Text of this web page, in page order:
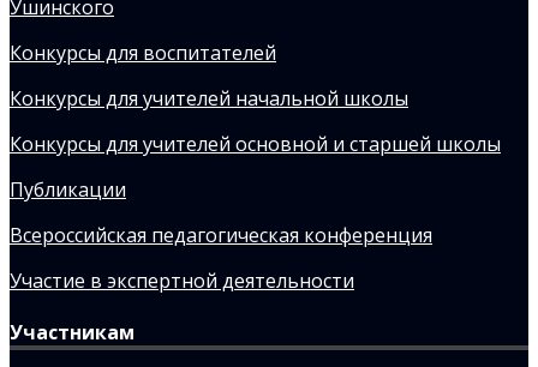
Ушинского
Конкурсы для воспитателей
Конкурсы для учителей начальной школы
Конкурсы для учителей основной и старшей школы
Публикации
Всероссийская педагогическая конференция
Участие в экспертной деятельности
Участникам